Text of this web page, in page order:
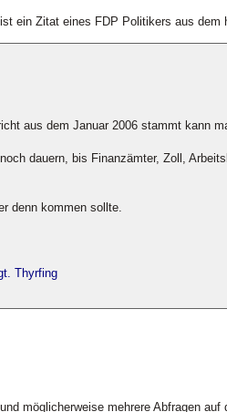
ein Zitat eines FDP Politikers aus dem
aus dem Januar 2006 stammt kann
dauern, bis Finanzämter, Zoll,
denn kommen sollte.
Thyrfing
möglicherweise mehrere Abfragen